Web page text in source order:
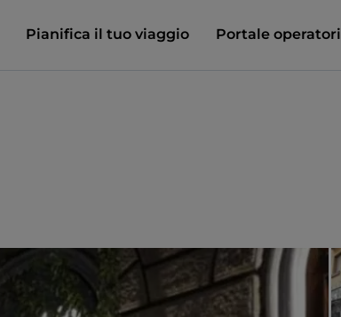
Pianifica il tuo viaggio Portale operatori